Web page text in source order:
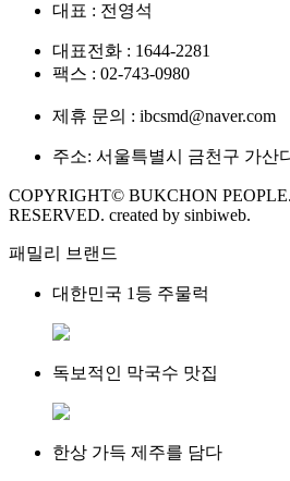
대표 : 전영석
대표전화 : 1644-2281
팩스 : 02-743-0980
제휴 문의 : ibcsmd@naver.com
주소: 서울특별시 금천구 가산
COPYRIGHT© BUKCHON
RESERVED. created by sinbiweb.
패밀리 브랜드
대한민국 1등 주물럭
독보적인 막국수 맛집
한상 가득 제주를 담다